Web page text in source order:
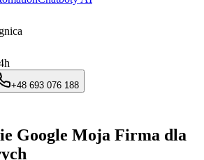
+48 693 076 188
Google Moja Firma dla